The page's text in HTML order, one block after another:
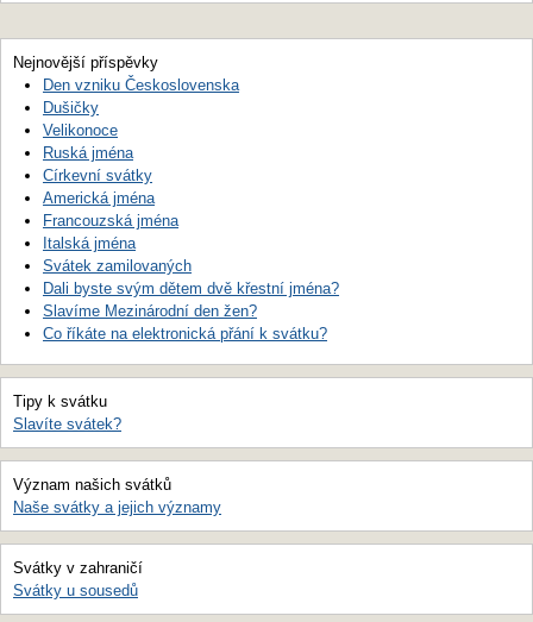
Nejnovější příspěvky
Den vzniku Československa
Dušičky
Velikonoce
Ruská jména
Církevní svátky
Americká jména
Francouzská jména
Italská jména
Svátek zamilovaných
Dali byste svým dětem dvě křestní jména?
Slavíme Mezinárodní den žen?
Co říkáte na elektronická přání k svátku?
Tipy k svátku
Slavíte svátek?
Význam našich svátků
Naše svátky a jejich významy
Svátky v zahraničí
Svátky u sousedů